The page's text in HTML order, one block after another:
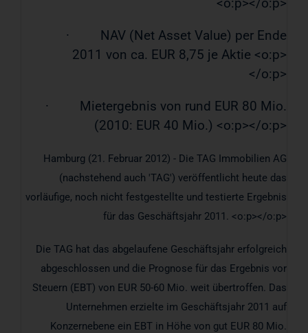
·
NAV (Net Asset Value) per Ende
2011 von ca. EUR 8,75 je Aktie <o:p>
</o:p>
·
Mietergebnis von rund EUR 80 Mio.
(2010: EUR 40 Mio.) <o:p></o:p>
Hamburg (21. Februar 2012) - Die TAG Immobilien AG
(nachstehend auch 'TAG') veröffentlicht heute das
vorläufige, noch nicht festgestellte und testierte Ergebnis
für das Geschäftsjahr 2011. <o:p></o:p>
Die TAG hat das abgelaufene Geschäftsjahr erfolgreich
abgeschlossen und die Prognose für das Ergebnis vor
Steuern (EBT) von EUR 50-60 Mio. weit übertroffen. Das
Unternehmen erzielte im Geschäftsjahr 2011 auf
Konzernebene ein EBT in Höhe von gut EUR 80 Mio.